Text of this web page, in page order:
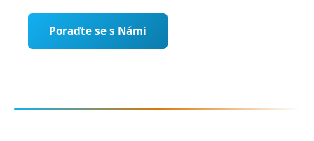
Poraďte se s Námi